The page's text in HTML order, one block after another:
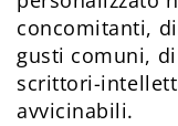
concomitanti,
gusti comuni,
scrittori-
avvicinabili.